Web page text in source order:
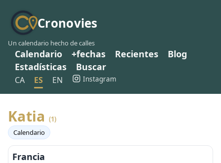
Cronovies
Un calendario hecho de calles
Calendario +fechas Recientes
Blog
Estadísticas
Buscar
CA ES EN Instagram
Katia (1)
Calendario
Francia